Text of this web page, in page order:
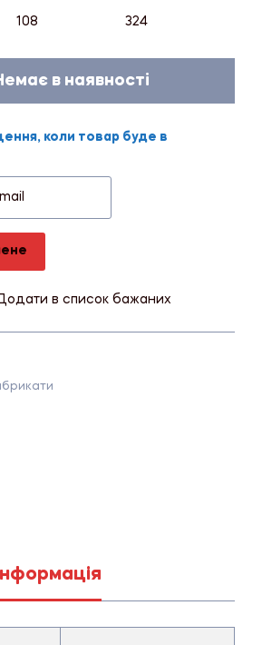
108 324
в наявності
коли товар буде в
в список бажаних